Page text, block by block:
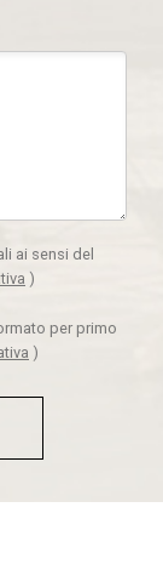
ai sensi del
)
per primo
)